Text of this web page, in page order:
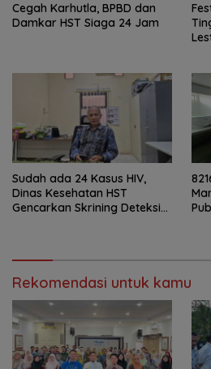
Cegah Karhutla, BPBD dan
Damkar HST Siaga 24 Jam
Sudah ada 24 Kasus HIV,
Dinas Kesehatan HST
Gencarkan Skrining Deteksi
Rekomendasi untuk kamu